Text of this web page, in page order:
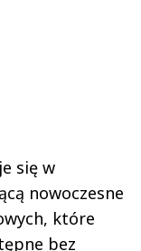
się w
nowoczesne
które
bez